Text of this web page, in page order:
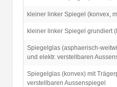
kleiner linker Spiegel (konvex,
kleiner linker Spiegel grundiert
Spiegelglas (asphaerisch-
und elektr. verstellbaren
Spiegelglas (konvex) mit
verstellbaren Aussenspiegel